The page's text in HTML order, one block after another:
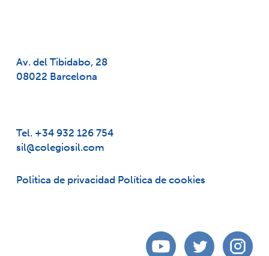
Av. del Tibidabo, 28
08022 Barcelona
Tel. +34 932 126 754
sil@colegiosil.com
Politica de privacidad Política de cookies